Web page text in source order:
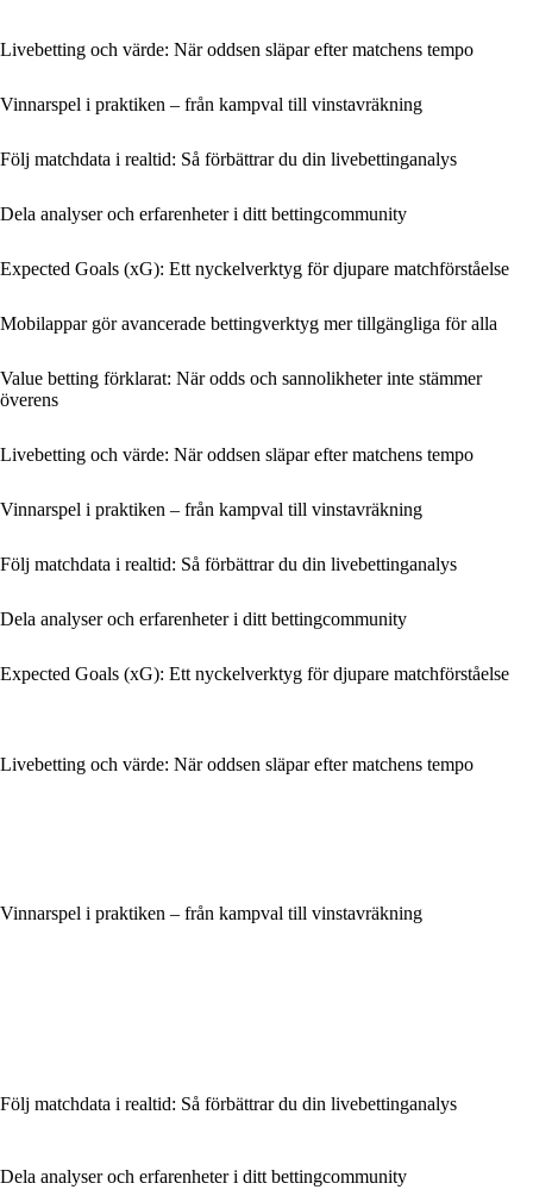
Livebetting och värde: När oddsen släpar efter matchens tempo
Vinnarspel i praktiken – från kampval till vinstavräkning
Följ matchdata i realtid: Så förbättrar du din livebettinganalys
Dela analyser och erfarenheter i ditt bettingcommunity
Expected Goals (xG): Ett nyckelverktyg för djupare matchförståelse
Mobilappar gör avancerade bettingverktyg mer tillgängliga för alla
Value betting förklarat: När odds och sannolikheter inte stämmer
överens
Livebetting och värde: När oddsen släpar efter matchens tempo
Vinnarspel i praktiken – från kampval till vinstavräkning
Följ matchdata i realtid: Så förbättrar du din livebettinganalys
Dela analyser och erfarenheter i ditt bettingcommunity
Expected Goals (xG): Ett nyckelverktyg för djupare matchförståelse
Livebetting och värde: När oddsen släpar efter matchens tempo
Vinnarspel i praktiken – från kampval till vinstavräkning
Följ matchdata i realtid: Så förbättrar du din livebettinganalys
Dela analyser och erfarenheter i ditt bettingcommunity